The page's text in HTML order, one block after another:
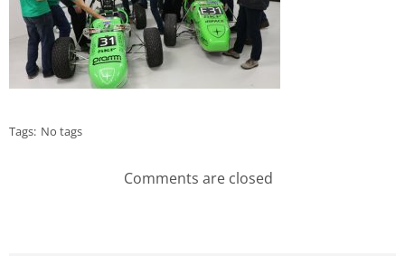
Tags: No tags
Comments are closed